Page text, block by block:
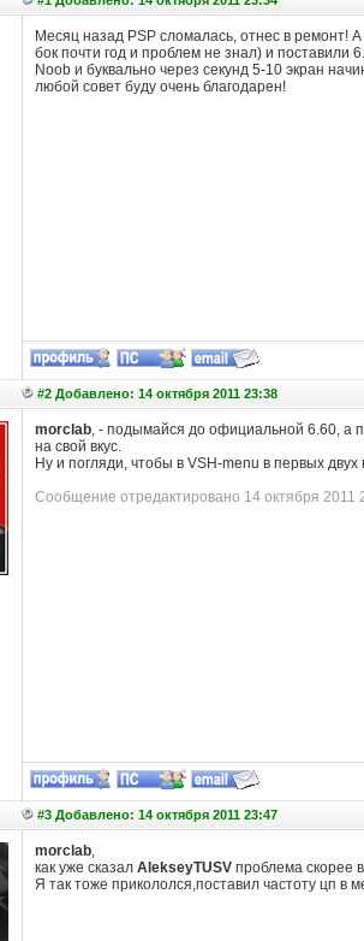
Месяц назад PSP сломалась, отнес в ремонт!
бок почти год и проблем не знал) и поставили
Noob и буквально через секунд 5-10 экран
любой совет буду очень благодарен!
#2 Добавлено: 14 октября 2011 23:38
morclab, - подымайся до официальной 6.60, а
на свой вкус.
Ну и погляди, чтобы в VSH-menu в первых
Сообщение отредактировано 14 октября 2011
#3 Добавлено: 14 октября 2011 23:47
morclab,
как уже сказал AlekseyTUSVпроблема скорее
Я так тоже прикололся,поставил частоту цп в